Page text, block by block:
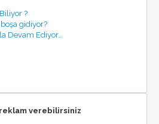
?
gidiyor?
Devam Ediyor…
verebilirsiniz